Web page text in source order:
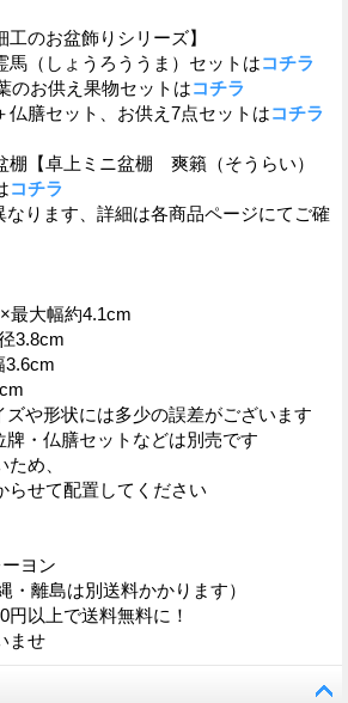
工のお盆飾りシリーズ】
馬（しょうろううま）セットはコチラ
のお供え果物セットはコチラ
仏膳セット、お供え7点セットはコチラ
棚【卓上ミニ盆棚 爽籟（そうらい）
コチラ
ります、詳細は各商品ページにてご確
最大幅約4.1cm
3.8cm
や形状には多少の誤差がございます
・仏膳セットなどは別売です
め、
らせて配置してください
ヨン
・離島は別送料かかります）
以上で送料無料に！
ませ